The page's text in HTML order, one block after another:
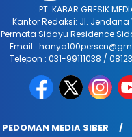
PT. KABAR GRESIK
Kantor Redaksi: Jl. Jendana
Permata Sidayu Residence
Email :
Telepon : 031-99111038 /
PEDOMAN MEDIA SIBER